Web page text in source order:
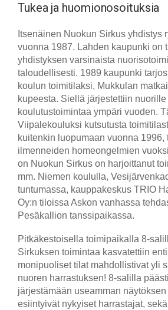
Tukea ja huomionosoituksia
Itsenäinen Nuokun Sirkus yhdistys
vuonna 1987. Lahden kaupunki on
yhdistyksen varsinaista
taloudellisesti. 1989 kaupunki
koulun toimitilaksi, Mukkulan
kupeesta. Siellä järjestettiin nuorille
koulutustoimintaa ympäri vuoden.
Viipalekouluksi kutsutusta
kuitenkin luopumaan vuonna 1996,
ilmenneiden homeongelmien
on Nuokun Sirkus on harjoittanut
mm. Niemen koululla,
tuntumassa, kauppakeskus TRIO
Oy:n tiloissa Askon vanhassa
Pesäkallion tanssipaikassa.
Pitkäkestoisella toimipaikalla 8-
Sirkuksen toimintaa kasvatettiin
monipuoliset tilat mahdollistivat yli
nuoren harrastuksen! 8-salilla
järjestämään useamman
esiintyivät nykyiset harrastajat,